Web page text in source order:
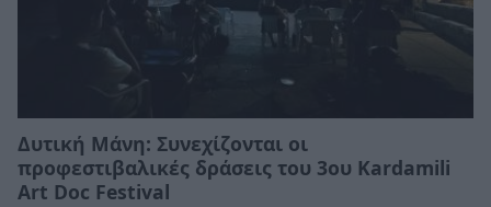
Δυτική Μάνη: Συνεχίζονται οι
προφεστιβαλικές δράσεις του 3ου Kardamili
Art Doc Festival